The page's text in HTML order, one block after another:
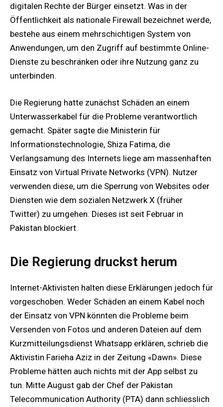
digitalen Rechte der Bürger einsetzt. Was in der
Öffentlichkeit als nationale Firewall bezeichnet werde,
bestehe aus einem mehrschichtigen System von
Anwendungen, um den Zugriff auf bestimmte Online-
Dienste zu beschränken oder ihre Nutzung ganz zu
unterbinden.
Die Regierung hatte zunächst Schäden an einem
Unterwasserkabel für die Probleme verantwortlich
gemacht. Später sagte die Ministerin für
Informationstechnologie, Shiza Fatima, die
Verlangsamung des Internets liege am massenhaften
Einsatz von Virtual Private Networks (VPN). Nutzer
verwenden diese, um die Sperrung von Websites oder
Diensten wie dem sozialen Netzwerk X (früher
Twitter) zu umgehen. Dieses ist seit Februar in
Pakistan blockiert.
Die Regierung druckst herum
Internet-Aktivisten halten diese Erklärungen jedoch für
vorgeschoben. Weder Schäden an einem Kabel noch
der Einsatz von VPN könnten die Probleme beim
Versenden von Fotos und anderen Dateien auf dem
Kurzmitteilungsdienst Whatsapp erklären, schrieb die
Aktivistin Farieha Aziz in der Zeitung «Dawn». Diese
Probleme hätten auch nichts mit der App selbst zu
tun. Mitte August gab der Chef der Pakistan
Telecommunication Authority (PTA) dann schliesslich